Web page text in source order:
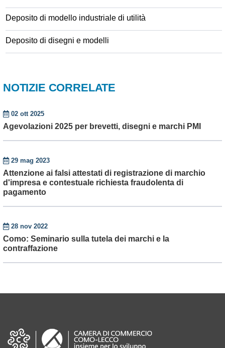
Deposito di modello industriale di utilità
Deposito di disegni e modelli
NOTIZIE CORRELATE
02 ott 2025
Agevolazioni 2025 per brevetti, disegni e marchi PMI
29 mag 2023
Attenzione ai falsi attestati di registrazione di marchio
d'impresa e contestuale richiesta fraudolenta di
pagamento
28 nov 2022
Como: Seminario sulla tutela dei marchi e la
contraffazione